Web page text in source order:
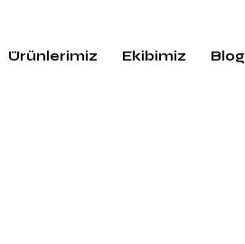
Ürünlerimiz Ekibimiz Blog